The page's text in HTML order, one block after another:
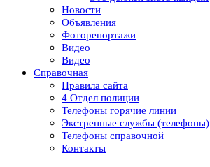
Новости
Объявления
Фоторепортажи
Видео
Видео
Справочная
Правила сайта
4 Отдел полиции
Телефоны горячие линии
Экстренные службы (телефоны)
Телефоны справочной
Контакты